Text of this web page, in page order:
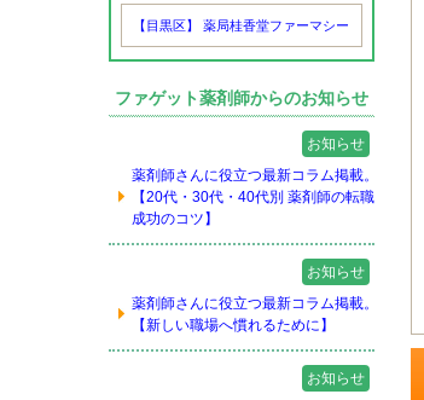
【目黒区】 薬局桂香堂ファーマシー
ファゲット薬剤師からのお知らせ
お知らせ
薬剤師さんに役立つ最新コラム掲載。
【20代・30代・40代別 薬剤師の転職
成功のコツ】
お知らせ
薬剤師さんに役立つ最新コラム掲載。
【新しい職場へ慣れるために】
お知らせ